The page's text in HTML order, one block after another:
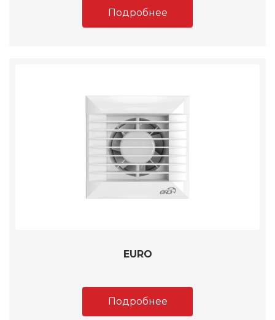
Подробнее
EURO
Подробнее